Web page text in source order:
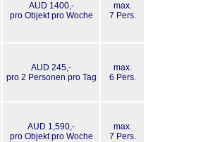
AUD 1400,-
pro Objekt pro Woche
max.
7 Pers.
AUD 245,-
pro 2 Personen pro Tag
max.
6 Pers.
AUD 1,590,-
pro Objekt pro Woche
max.
7 Pers.